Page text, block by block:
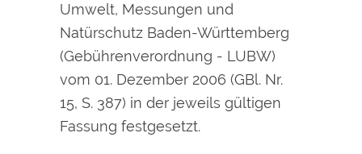
Umwelt, Messungen und
Natürschutz Baden-Württemberg
(Gebührenverordnung - LUBW)
vom 01. Dezember 2006 (GBl. Nr.
15, S. 387) in der jeweils gültigen
Fassung festgesetzt.